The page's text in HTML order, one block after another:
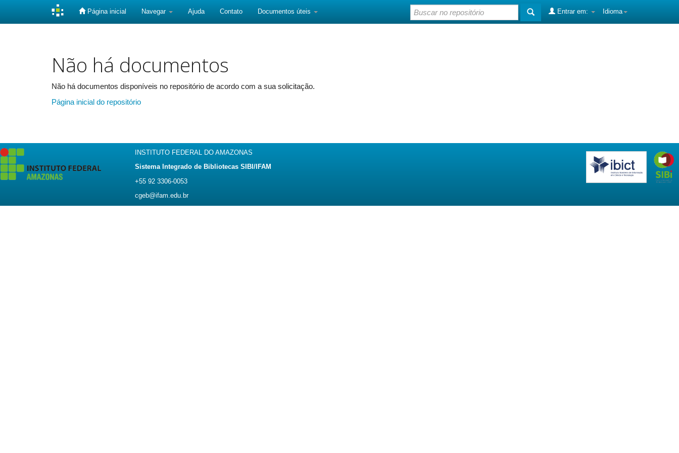
Página inicial Navegar Ajuda Contato Documentos úteis Idioma
Entrar em:
Não há documentos
Não há documentos disponíveis no repositório de acordo com a sua solicitação.
Página inicial do repositório
INSTITUTO FEDERAL DO AMAZONAS
Sistema Integrado de Bibliotecas SIBI/IFAM
+55 92 3306-0053
cgeb@ifam.edu.br